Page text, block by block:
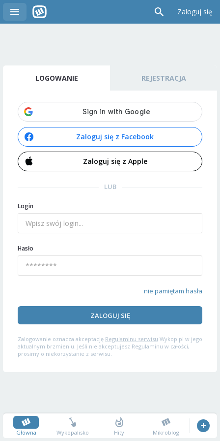
Zaloguj się
LOGOWANIE REJESTRACJA
Zaloguj się z Facebook
Zaloguj się z Apple
LUB
Login
Hasło
nie pamiętam hasła
ZALOGUJ SIĘ
Zalogowanie oznacza akceptację Regulaminu serwisu Wykop.pl w jego
aktualnym brzmieniu. Jeśli nie akceptujesz Regulaminu w całości,
prosimy o niekorzystanie z serwisu.
Główna Wykopalisko Hity Mikroblog